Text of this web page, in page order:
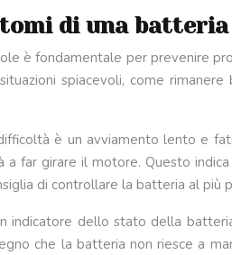
di una batteria
è fondamentale per prevenire
spiacevoli, come
è un avviamento lento e
far girare il motore. Questo
di controllare la batteria al più
indicatore dello stato della
che la batteria non riesce a